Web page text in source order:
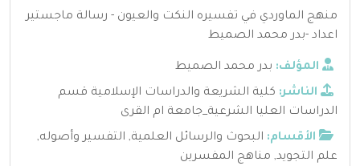
منهج الماوردي في تفسيره النكت والعيون - رسالة ماجستير
اعداد -بدر محمد الصميط
المؤلف: بدر محمد الصميط
الناشر: كلية الشريعة والدراسات الإسلامية قسم
الدراسات العليا الشرعية_جامعة ام القرى
الأقسام: البحوث والرسائل العلمية, التفسير وأصوله,
علم التجويد, مناهج المفسرين